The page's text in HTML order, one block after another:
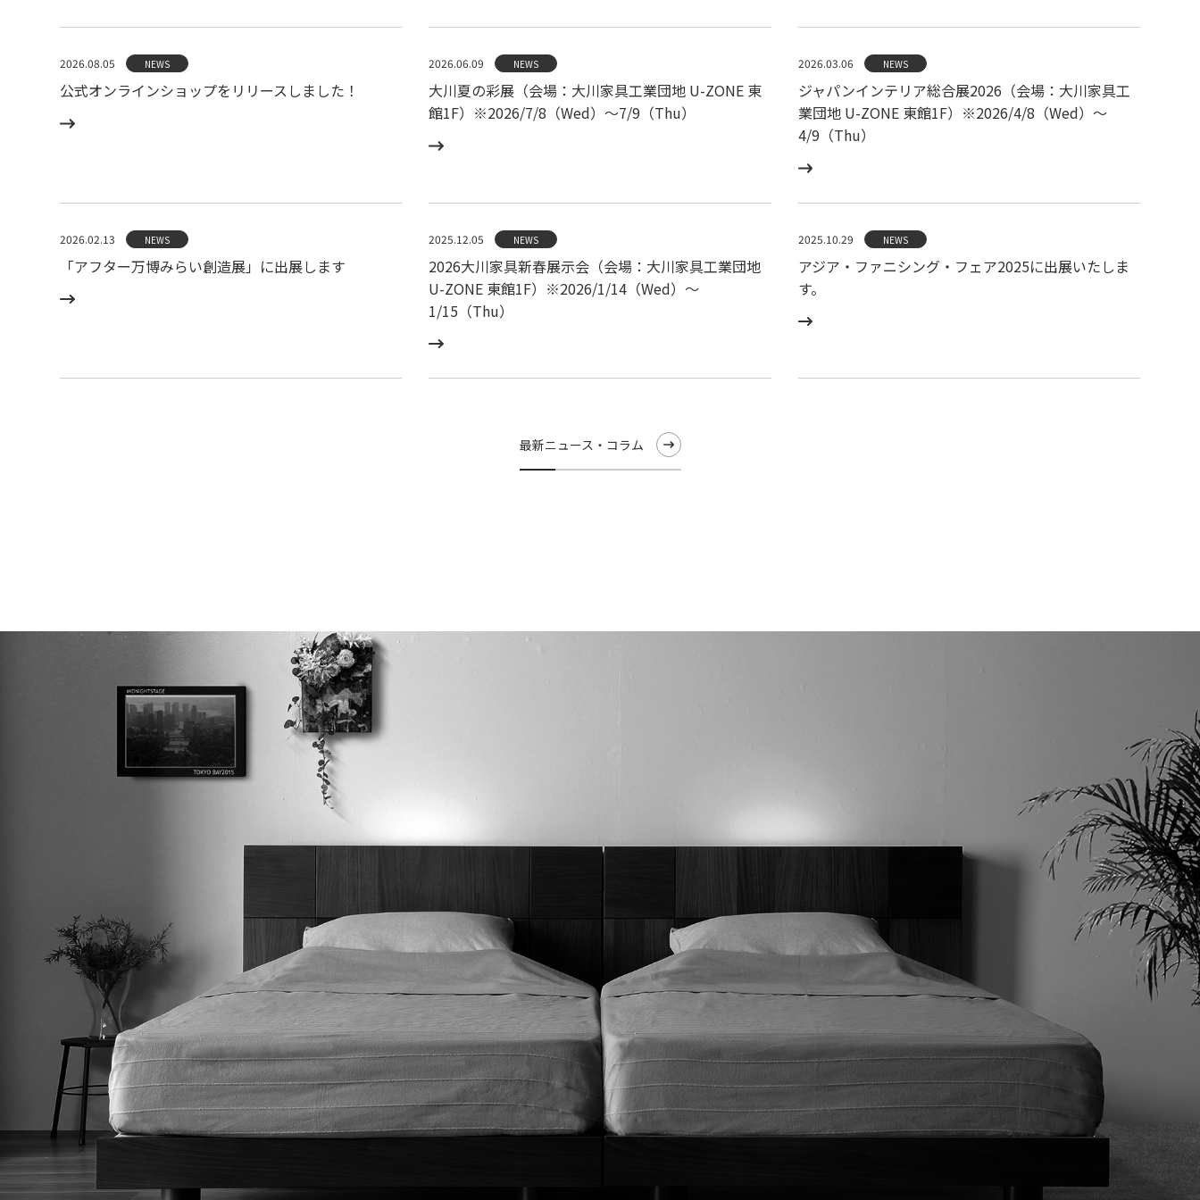
2026.08.05 NEWS
公式オンラインショップをリリースしました！
2026.06.09 NEWS
大川夏の彩展（会場：大川家具工業団地 U-ZONE 東
館1F）※2026/7/8（Wed）〜7/9（Thu）
2026.03.06 NEWS
ジャパンインテリア総合展2026（会場：大川家具工
業団地 U-ZONE 東館1F）※2026/4/8（Wed）〜
4/9（Thu）
2026.02.13 NEWS
「アフター万博みらい創造展」に出展します
2025.12.05 NEWS
2026大川家具新春展示会（会場：大川家具工業団地
U-ZONE 東館1F）※2026/1/14（Wed）〜
1/15（Thu）
2025.10.29 NEWS
アジア・ファニシング・フェア2025に出展いたしま
す。
最新ニュース・コラム